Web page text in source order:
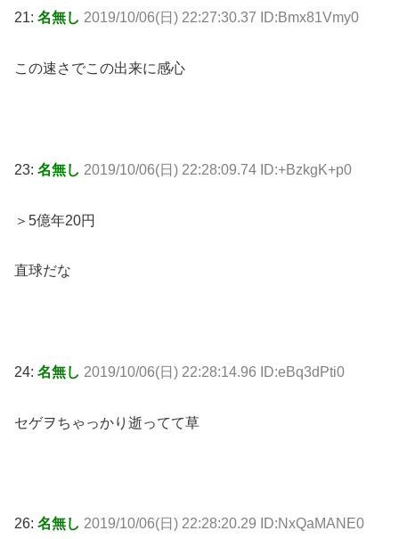
21: 名無し 2019/10/06(日) 22:27:30.37 ID:Bmx81Vmy0
この速さでこの出来に感心
23: 名無し 2019/10/06(日) 22:28:09.74 ID:+BzkgK+p0
＞5億年20円
直球だな
24: 名無し 2019/10/06(日) 22:28:14.96 ID:eBq3dPti0
セゲヲちゃっかり逝ってて草
26: 名無し 2019/10/06(日) 22:28:20.29 ID:NxQaMANE0